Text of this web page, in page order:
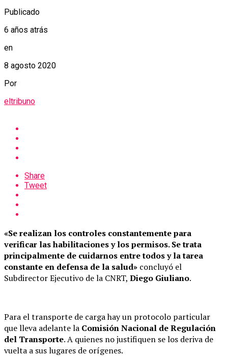
Publicado
6 años atrás
en
8 agosto 2020
Por
eltribuno
Share
Tweet
«Se realizan los controles constantemente para
verificar las habilitaciones y los permisos. Se trata
principalmente de cuidarnos entre todos y la tarea
constante en defensa de la salud» concluyó el
Subdirector Ejecutivo de la CNRT, Diego Giuliano.
Para el transporte de carga hay un protocolo particular
que lleva adelante la Comisión Nacional de Regulación
del Transporte. A quienes no justifiquen se los deriva de
vuelta a sus lugares de orígenes.